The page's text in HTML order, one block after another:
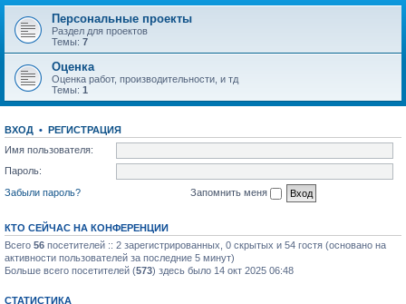
Персональные проекты
Раздел для проектов
Темы: 7
Оценка
Оценка работ, производительности, и тд
Темы: 1
ВХОД • РЕГИСТРАЦИЯ
Имя пользователя:
Пароль:
Забыли пароль?
Запомнить меня
КТО СЕЙЧАС НА КОНФЕРЕНЦИИ
Всего 56 посетителей :: 2 зарегистрированных, 0 скрытых и 54 гостя (основано на
активности пользователей за последние 5 минут)
Больше всего посетителей (573) здесь было 14 окт 2025 06:48
СТАТИСТИКА